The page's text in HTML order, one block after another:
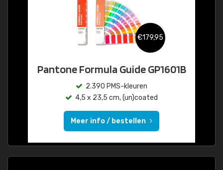
€179,95
Pantone Formula Guide GP1601B
2.390 PMS-kleuren
4,5 x 23,5 cm, (un)coated
Meer info / bestellen